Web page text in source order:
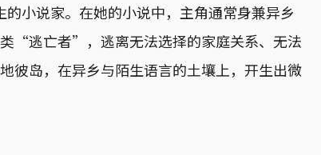
小说家。在她的小说中，主角通常身兼异乡
“逃亡者”，逃离无法选择的家庭关系、无法
彼岛，在异乡与陌生语言的土壤上，开生出微